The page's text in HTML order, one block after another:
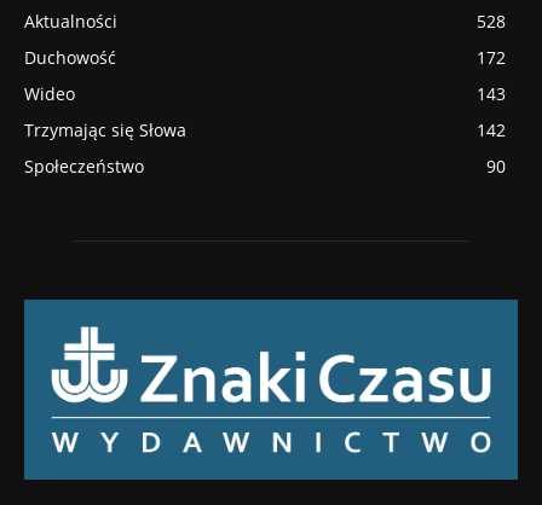
Aktualności
528
Duchowość
172
Wideo
143
Trzymając się Słowa
142
Społeczeństwo
90